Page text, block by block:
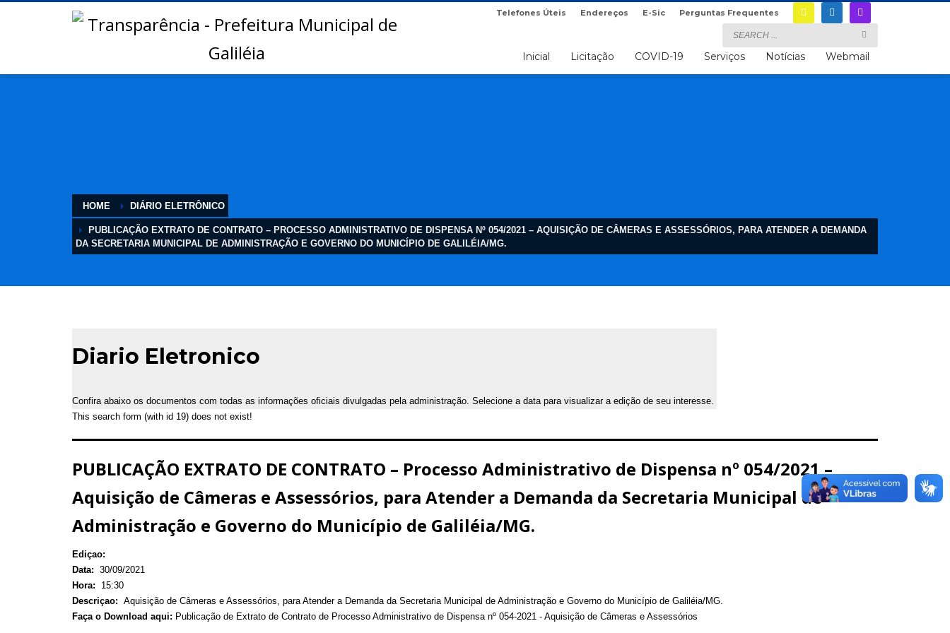
Telefones Úteis Endereços E-Sic Perguntas Frequentes
Inicial Licitação COVID-19 Serviços Notícias Webmail
HOME DIÁRIO ELETRÔNICO
PUBLICAÇÃO EXTRATO DE CONTRATO – PROCESSO ADMINISTRATIVO DE DISPENSA Nº 054/2021 – AQUISIÇÃO DE CÂMERAS E ASSESSÓRIOS, PARA ATENDER A DEMANDA
DA SECRETARIA MUNICIPAL DE ADMINISTRAÇÃO E GOVERNO DO MUNICÍPIO DE GALILÉIA/MG.
Diario Eletronico
Confira abaixo os documentos com todas as informações oficiais divulgadas pela administração. Selecione a data para visualizar a edição de seu interesse.
This search form (with id 19) does not exist!
PUBLICAÇÃO EXTRATO DE CONTRATO – Processo Administrativo de Dispensa nº 054/2021 –
Aquisição de Câmeras e Assessórios, para Atender a Demanda da Secretaria Municipal de
Administração e Governo do Município de Galiléia/MG.
Ediçao:
Data: 30/09/2021
Hora:
15:30
Descriçao: Aquisição de Câmeras e Assessórios, para Atender a Demanda da Secretaria Municipal de Administração e Governo do Município de Galiléia/MG.
Faça o Download aqui: Publicação de Extrato de Contrato de Processo Administrativo de Dispensa nº 054-2021 - Aquisição de Câmeras e Assessórios